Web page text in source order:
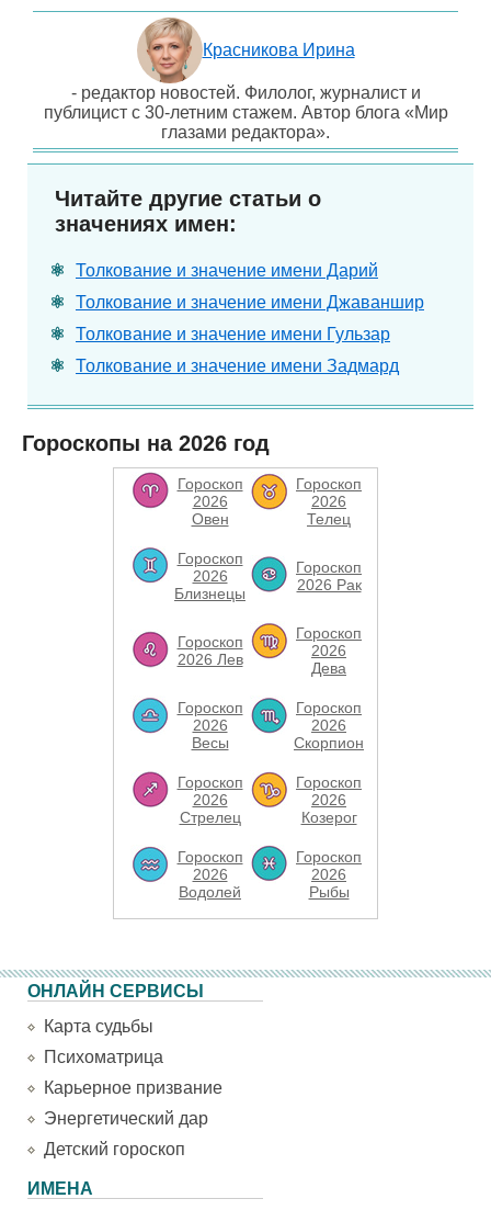
Красникова Ирина
- редактор новостей. Филолог, журналист и
публицист с 30-летним стажем. Автор блога «Мир
глазами редактора».
Читайте другие статьи о
значениях имен:
Толкование и значение имени Дарий
Толкование и значение имени Джаваншир
Толкование и значение имени Гульзар
Толкование и значение имени Задмард
Гороскопы на 2026 год
Гороскоп
2026
Овен
Гороскоп
2026
Телец
Гороскоп
2026
Близнецы
Гороскоп
2026 Рак
Гороскоп
2026 Лев
Гороскоп
2026
Дева
Гороскоп
2026
Весы
Гороскоп
2026
Скорпион
Гороскоп
2026
Стрелец
Гороскоп
2026
Козерог
Гороскоп
2026
Водолей
Гороскоп
2026
Рыбы
ОНЛАЙН СЕРВИСЫ
Карта судьбы
Психоматрица
Карьерное призвание
Энергетический дар
Детский гороскоп
ИМЕНА